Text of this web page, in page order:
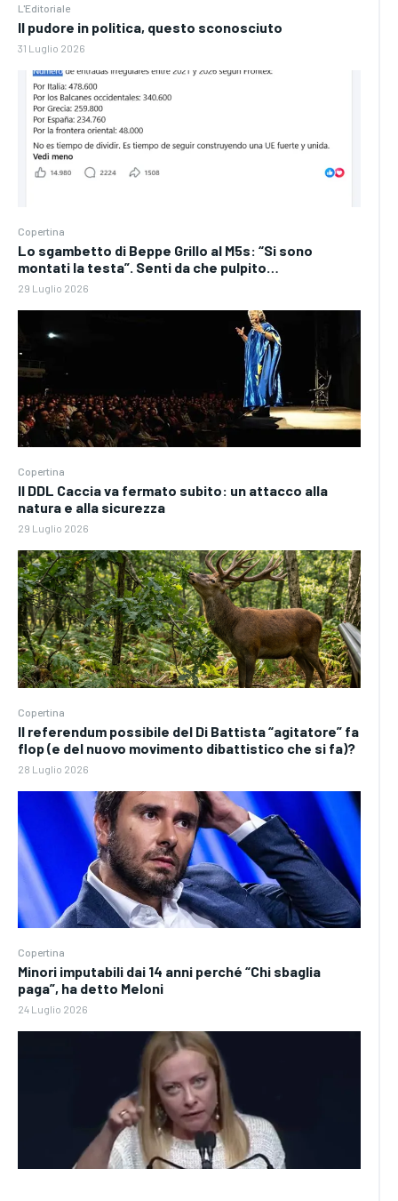
L'Editoriale
Il pudore in politica, questo sconosciuto
31 Luglio 2026
Copertina
Lo sgambetto di Beppe Grillo al M5s: “Si sono
montati la testa”. Senti da che pulpito…
29 Luglio 2026
Copertina
Il DDL Caccia va fermato subito: un attacco alla
natura e alla sicurezza
29 Luglio 2026
Copertina
Il referendum possibile del Di Battista “agitatore” fa
flop (e del nuovo movimento dibattistico che si fa)?
28 Luglio 2026
Copertina
Minori imputabili dai 14 anni perché “Chi sbaglia
paga”, ha detto Meloni
24 Luglio 2026